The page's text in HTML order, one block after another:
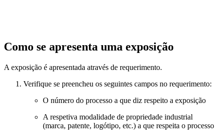
Como se apresenta uma exposição
A exposição é apresentada através de requerimento.
Verifique se preencheu os seguintes campos no requerimento:
O número do processo a que diz respeito a exposição
A respetiva modalidade de propriedade industrial
(marca, patente, logótipo, etc.) a que respeita o processo